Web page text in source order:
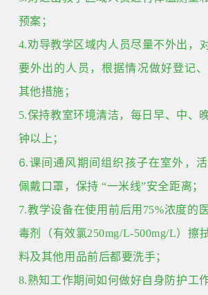
预案；
4.劝导教学区域内人员尽量不外出，
要外出的人员，根据情况做好登记
其他措施；
5.保持教室环境清洁，每日早、中、
钟以上；
6.课间通风期间组织孩子在室外，活
佩戴口罩，保持 “一米线”安全距离；
7.教学设备在使用前后用 75%浓度的
毒剂（有效氯250mg/L-500mg/L）擦
料及其他用品前后都要洗手；
8.熟知工作期间如何做好自身防护工作